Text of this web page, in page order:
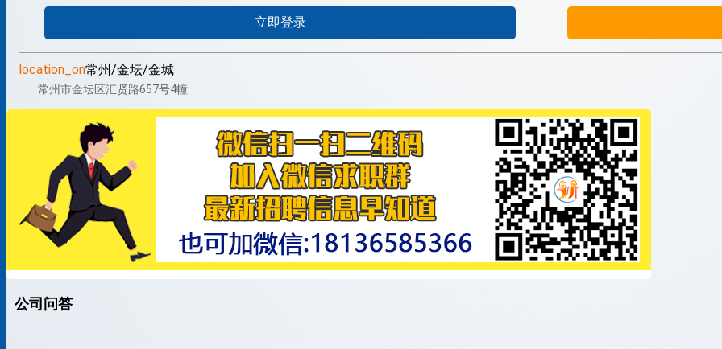
立即登录
location_on常州/金坛/金城
常州市金坛区汇贤路657号4幢
公司问答